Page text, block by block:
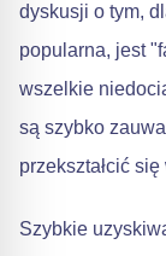
dyskusji o tym,
popularna, jest
wszelkie
są szybko
przekształcić
Szybkie